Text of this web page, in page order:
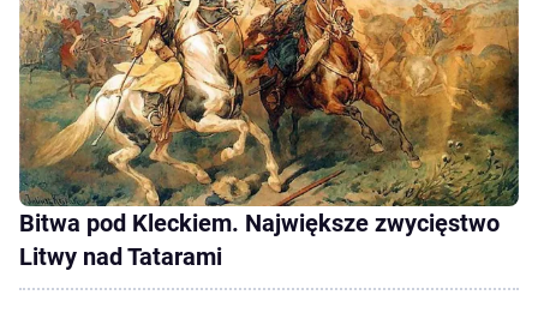
Bitwa pod Kleckiem. Największe zwycięstwo
Litwy nad Tatarami